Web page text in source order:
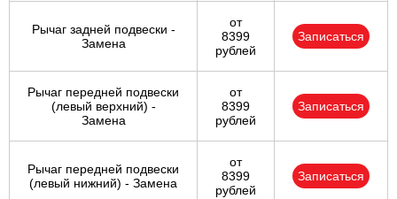
Рычаг задней подвески -
Замена
от
8399
рублей
Записаться
Рычаг передней подвески
(левый верхний) -
Замена
от
8399
рублей
Записаться
Рычаг передней подвески
(левый нижний) - Замена
от
8399
рублей
Записаться